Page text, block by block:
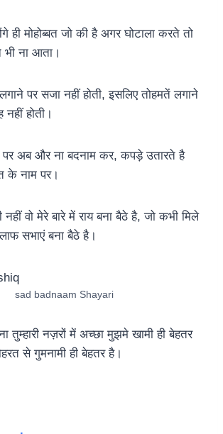
ही मोहोब्बत जो की है अगर घोटाला करते तो
भी ना आता।
पर सजा नहीं होती, इसलिए तोहमतें लगाने
होती।
अब और ना बदनाम कर, कपड़े उतारते है
के नाम पर।
वो मेरे बारे में राय बना बैठे है, जो कभी मिले
सभाएं बना बैठे है।
sad badnaam Shayari
तुम्हारी नज़रों में अच्छा मुझमे खामी ही बेहतर
से गुमनामी ही बेहतर है।